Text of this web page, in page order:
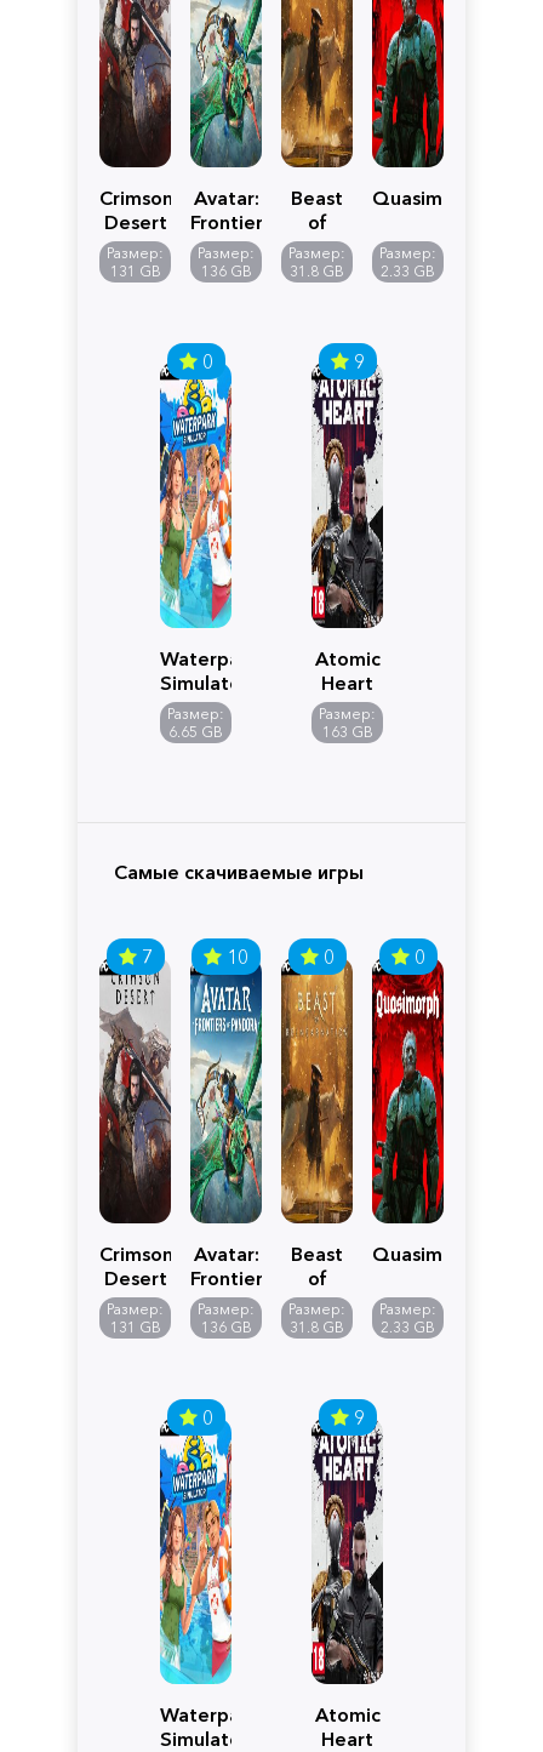
Crimson
Desert
Размер:
131 GB
Avatar:
Frontiers
of
Pandora
Размер:
136 GB
Beast
of
Reincarnation
Размер:
31.8 GB
Quasimorph
Размер:
2.33 GB
0
Waterpark
Simulator
Размер:
6.65 GB
9
Atomic
Heart
Размер:
163 GB
Самые скачиваемые игры
7
Crimson
Desert
Размер:
131 GB
10
Avatar:
Frontiers
of
Pandora
Размер:
136 GB
0
Beast
of
Reincarnation
Размер:
31.8 GB
0
Quasimorph
Размер:
2.33 GB
0
Waterpark
Simulator
9
Atomic
Heart